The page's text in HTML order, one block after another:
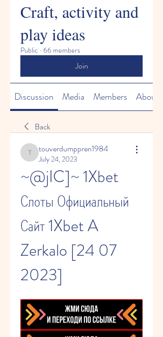
Craft, activity and
play ideas
Public · 66 members
Join
Discussion Media Members About
Back
touverdumppren1984
touverdumppren1984
July 24, 2023
~@jIC]~ 1Xbet
Слоты Официальный
Сайт 1Xbet A
Zerkalo [24 07
2023]